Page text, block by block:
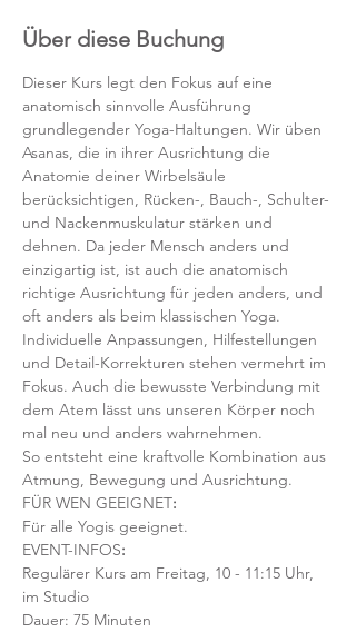
Über diese Buchung
Dieser Kurs legt den Fokus auf eine
anatomisch sinnvolle Ausführung
grundlegender Yoga-Haltungen. Wir üben
Asanas, die in ihrer Ausrichtung die
Anatomie deiner Wirbelsäule
berücksichtigen, Rücken-, Bauch-, Schulter-
und Nackenmuskulatur stärken und
dehnen. Da jeder Mensch anders und
einzigartig ist, ist auch die anatomisch
richtige Ausrichtung für jeden anders, und
oft anders als beim klassischen Yoga.
Individuelle Anpassungen, Hilfestellungen
und Detail-Korrekturen stehen vermehrt im
Fokus. Auch die bewusste Verbindung mit
dem Atem lässt uns unseren Körper noch
mal neu und anders wahrnehmen.
So entsteht eine kraftvolle Kombination aus
Atmung, Bewegung und Ausrichtung.
FÜR WEN GEEIGNET:
Für alle Yogis geeignet.
EVENT-INFOS:
Regulärer Kurs am Freitag, 10 - 11:15 Uhr,
im Studio
Dauer: 75 Minuten